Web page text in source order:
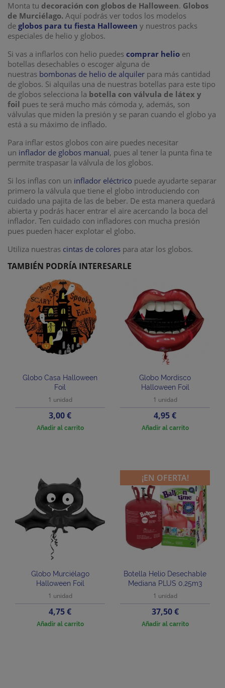
Monta tu decoración con globos de Halloween. Globos
de Murciélago. Aquí podrás ver todos los modelos
de globos para tu fiesta Halloween y nuestros packs
especiales de helio y globos.
Si vas a inflarlos con helio puedes comprar helio en
botellas desechables o escoger alguna de
nuestras bombonas de helio de alquiler para más cantidad
de globos. Si alquilas una de nuestras botellas para este tipo
de globos selecciona la botella con válvula de látex y
foil pues te será mucho más cómoda y, además, son
válvulas que miden la presión y se paran cuando el globo ya
está a su máximo de inflado.
Para inflar estos globos con aire puedes necesitar
un inflador de globos manual, pues al tener la punta fina te
permite traspasar la válvula de los globos.
Si los inflas con un inflador eléctrico puede ayudarte separar
primero la válvula que tiene el globo introduciendo con
cuidado una pajita de las de beber. De esta manera quedará
abierta y podrás hacer entrar el aire acercando la boca del
inflador. Ten cuidado con infladores con mucha presión
pues pueden hacer explotar el globo.
Utiliza nuestras cintas de colores para atar los globos.
TAMBIÉN PODRÍA INTERESARLE
Globo Casa Halloween
Foil
1 unidad
Precio
3,00 €
Añadir al carrito
Globo Mordisco
Halloween Foil
1 unidad
Precio
4,95 €
Añadir al carrito
Globo Murciélago
Halloween Foil
1 unidad
Precio
4,75 €
Añadir al carrito
Botella Helio Desechable
Mediana PLUS 0,25m3
1 unidad
Precio
37,50 €
Añadir al carrito
¡EN OFERTA!